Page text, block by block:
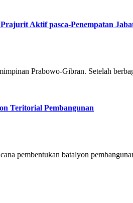
Aktif pasca-Penempatan
Prabowo-Gibran. Setelah
Teritorial Pembangunan
pembentukan batalyon